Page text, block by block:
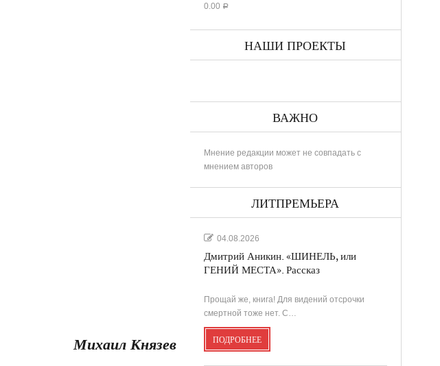
Михаил Князев
0.00 Р
НАШИ ПРОЕКТЫ
ВАЖНО
Мнение редакции может не совпадать с
мнением авторов
ЛИТПРЕМЬЕРА
04.08.2026
Дмитрий Аникин. «ШИНЕЛЬ, или
ГЕНИЙ МЕСТА». Рассказ
Прощай же, книга! Для видений отсрочки
смертной тоже нет. С…
ПОДРОБНЕЕ